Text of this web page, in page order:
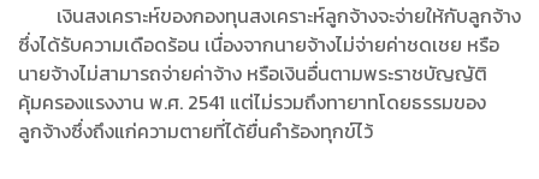
เงินสงเคราะห์ของกองทุนสงเคราะห์ลูกจ้างจะจ่ายให้กับลูกจ้าง
ซึ่งได้รับความเดือดร้อน เนื่องจากนายจ้างไม่จ่ายค่าชดเชย หรือ
นายจ้างไม่สามารถจ่ายค่าจ้าง หรือเงินอื่นตามพระราชบัญญัติ
คุ้มครองแรงงาน พ.ศ. 2541 แต่ไม่รวมถึงทายาทโดยธรรมของ
ลูกจ้างซึ่งถึงแก่ความตายที่ได้ยื่นคำร้องทุกข์ไว้